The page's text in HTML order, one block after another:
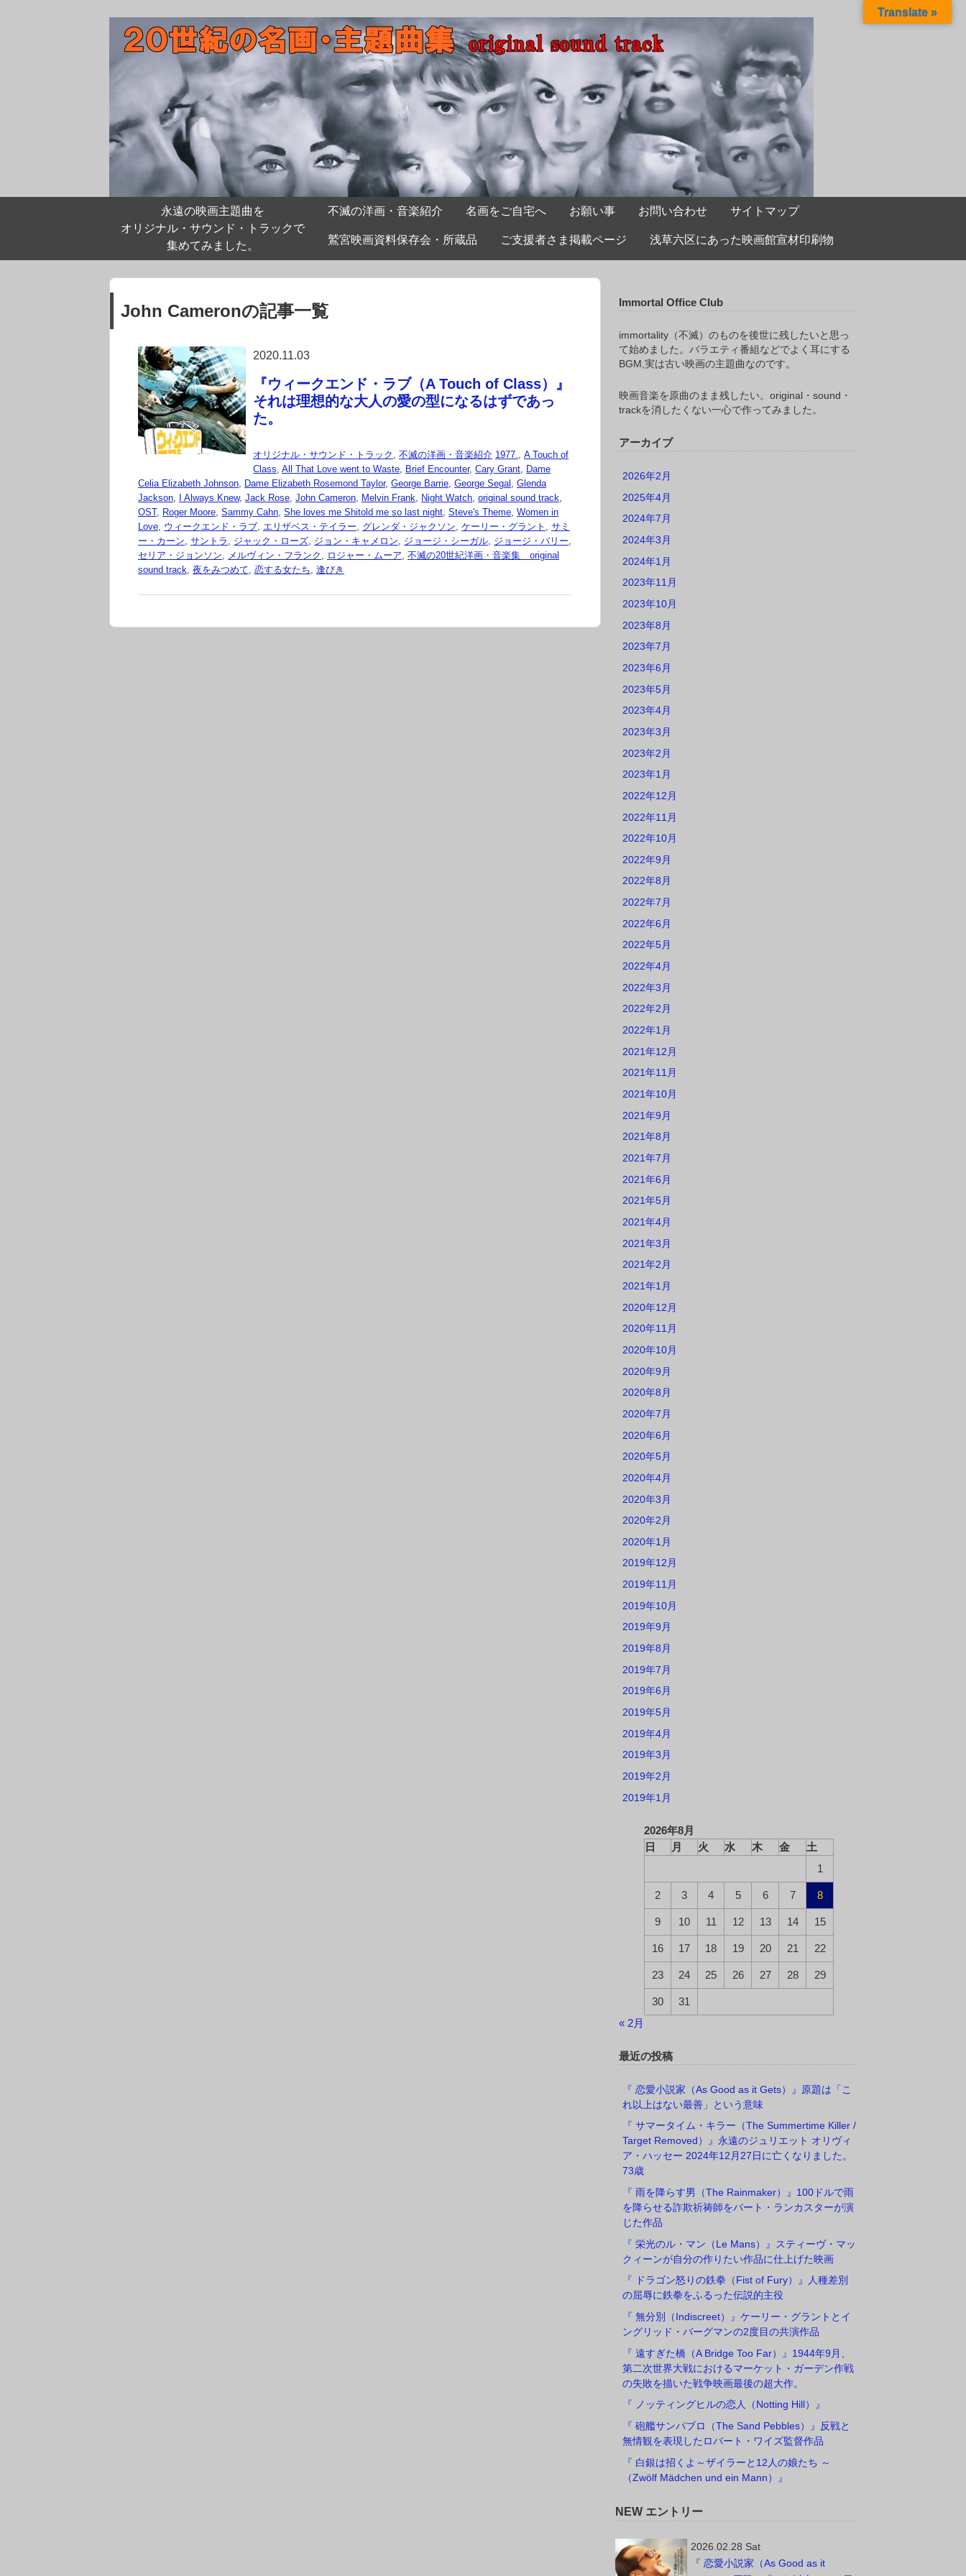
永遠の映画主題曲を
オリジナル・サウンド・トラックで
集めてみました。
不滅の洋画・音楽紹介 名画をご自宅へ お願い事 お問い合わせ サイトマップ
鷲宮映画資料保存会・所蔵品 ご支援者さま掲載ページ 浅草六区にあった映画館宣材印刷物
John Cameronの記事一覧
2020.11.03
『ウィークエンド・ラブ（A Touch of Class）』
それは理想的な大人の愛の型になるはずであっ
た。
オリジナル・サウンド・トラック , 不滅の洋画・音楽紹介 1977., A Touch of
Class, All That Love went to Waste, Brief Encounter, Cary Grant, Dame
Celia Elizabeth Johnson, Dame Elizabeth Rosemond Taylor, George Barrie, George Segal , Glenda
Jackson, I Always Knew, Jack Rose, John Cameron, Melvin Frank, Night Watch, original sound track,
OST, Roger Moore, Sammy Cahn, She loves me Shitold me so last night, Steve's Theme, Women in
Love, ウィークエンド・ラブ, エリザベス・テイラー, グレンダ・ジャクソン, ケーリー・グラント , サミ
ー・カーン, サントラ , ジャック・ローズ, ジョン・キャメロン, ジョージ・シーガル, ジョージ・バリー,
セリア・ジョンソン, メルヴィン・フランク , ロジャー・ムーア, 不滅の20世紀洋画・音楽集 original
sound track, 夜をみつめて, 恋する女たち, 逢びき
Immortal Office Club
immortality（不滅）のものを後世に残したいと思っ
て始めました。バラエティ番組などでよく耳にする
BGM,実は古い映画の主題曲なのです。
映画音楽を原曲のまま残したい。original・sound・
trackを消したくない一心で作ってみました。
アーカイブ
2026年2月
2025年4月
2024年7月
2024年3月
2024年1月
2023年11月
2023年10月
2023年8月
2023年7月
2023年6月
2023年5月
2023年4月
2023年3月
2023年2月
2023年1月
2022年12月
2022年11月
2022年10月
2022年9月
2022年8月
2022年7月
2022年6月
2022年5月
2022年4月
2022年3月
2022年2月
2022年1月
2021年12月
2021年11月
2021年10月
2021年9月
2021年8月
2021年7月
2021年6月
2021年5月
2021年4月
2021年3月
2021年2月
2021年1月
2020年12月
2020年11月
2020年10月
2020年9月
2020年8月
2020年7月
2020年6月
2020年5月
2020年4月
2020年3月
2020年2月
2020年1月
2019年12月
2019年11月
2019年10月
2019年9月
2019年8月
2019年7月
2019年6月
2019年5月
2019年4月
2019年3月
2019年2月
2019年1月
2026年8月
日
月 火 水 木 金
土
1
2 3 4 5 6 7 8
9 10 11 12 13 14 15
16 17 18 19 20 21 22
23 24 25 26 27 28 29
30
31
« 2月
最近の投稿
『 恋愛小説家（As Good as it Gets）』原題は「こ
れ以上はない最善」という意味
『 サマータイム・キラー（The Summertime Killer /
Target Removed）』永遠のジュリエット オリヴィ
ア・ハッセー 2024年12月27日に亡くなりました。
73歳
『 雨を降らす男（The Rainmaker）』100ドルで雨
を降らせる詐欺祈祷師をバート・ランカスターが演
じた作品
『 栄光のル・マン（Le Mans）』スティーヴ・マッ
クィーンが自分の作りたい作品に仕上げた映画
『 ドラゴン怒りの鉄拳（Fist of Fury）』人種差別
の屈辱に鉄拳をふるった伝説的主役
『 無分別（Indiscreet）』ケーリー・グラントとイ
ングリッド・バーグマンの2度目の共演作品
『 遠すぎた橋（A Bridge Too Far）』1944年9月、
第二次世界大戦におけるマーケット・ガーデン作戦
の失敗を描いた戦争映画最後の超大作。
『 ノッティングヒルの恋人（Notting Hill）』
『 砲艦サンパブロ（The Sand Pebbles）』反戦と
無情観を表現したロバート・ワイズ監督作品
『 白銀は招くよ～ザイラーと12人の娘たち ～
（Zwölf Mädchen und ein Mann）』
NEW エントリー
2026.02.28 Sat
『 恋愛小説家（As Good as it
Translate »